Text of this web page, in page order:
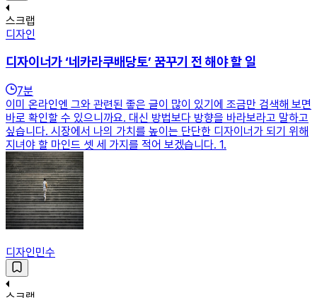
스크랩
디자인
디자이너가 ‘네카라쿠배당토’ 꿈꾸기 전 해야 할 일
7분
이미 온라인엔 그와 관련된 좋은 글이 많이 있기에 조금만 검색해 보면
바로 확인할 수 있으니까요. 대신 방법보다 방향을 바라보라고 말하고
싶습니다. 시장에서 나의 가치를 높이는 단단한 디자이너가 되기 위해
지녀야 할 마인드 셋 세 가지를 적어 보겠습니다. 1.
디자인민수